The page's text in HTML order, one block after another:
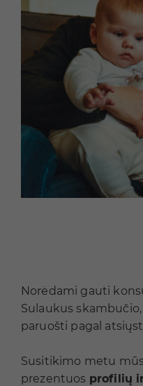
Norėdami gauti
Sulaukus
paruošti pagal
Susitikimo metu
prezentuos profilių